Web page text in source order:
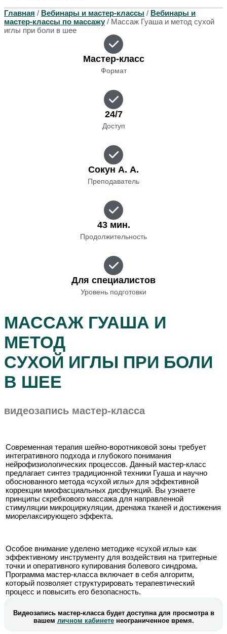
Главная / Вебинары и мастер-классы / Вебинары и
мастер-классы по массажу/ Массаж Гуаша и метод сухой
иглы при боли в шее
Мастер-класс
Формат
24/7
Доступ
Сокун А. А.
Преподаватель
43 мин.
Продолжительность
Для специалистов
Уровень подготовки
МАССАЖ ГУАША И
МЕТОД
СУХОЙ ИГЛЫ ПРИ БОЛИ
В ШЕЕ
видеозапись мастер-класса
Современная терапия шейно-воротниковой зоны требует
интегративного подхода и глубокого понимания
нейрофизиологических процессов. Данный мастер-класс
предлагает синтез традиционной техники Гуаша и научно
обоснованного метода «сухой иглы» для эффективной
коррекции миофасциальных дисфункций. Вы узнаете
принципы скребкового массажа для направленной
стимуляции микроциркуляции, дренажа тканей и достижения
миорелаксирующего эффекта.
Особое внимание уделено методике «сухой иглы» как
эффективному инструменту для воздействия на триггерные
точки и оперативного купирования болевого синдрома.
Программа мастер-класса включает в себя алгоритм,
который позволяет структурировать терапевтический
процесс и повысить его безопасность.
Видеозапись мастер-класса будет доступна для просмотра в
вашем личном кабинетенеограниченное время.